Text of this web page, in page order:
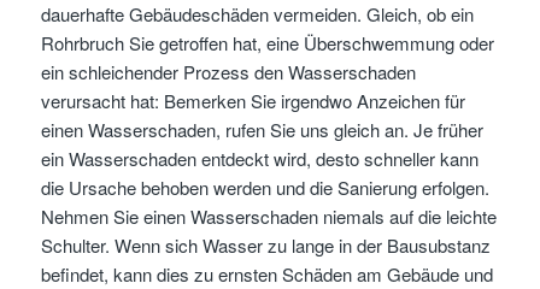
dauerhafte Gebäudeschäden vermeiden. Gleich, ob ein
Rohrbruch Sie getroffen hat, eine Überschwemmung oder
ein schleichender Prozess den Wasserschaden
verursacht hat: Bemerken Sie irgendwo Anzeichen für
einen Wasserschaden, rufen Sie uns gleich an. Je früher
ein Wasserschaden entdeckt wird, desto schneller kann
die Ursache behoben werden und die Sanierung erfolgen.
Nehmen Sie einen Wasserschaden niemals auf die leichte
Schulter. Wenn sich Wasser zu lange in der Bausubstanz
befindet, kann dies zu ernsten Schäden am Gebäude und